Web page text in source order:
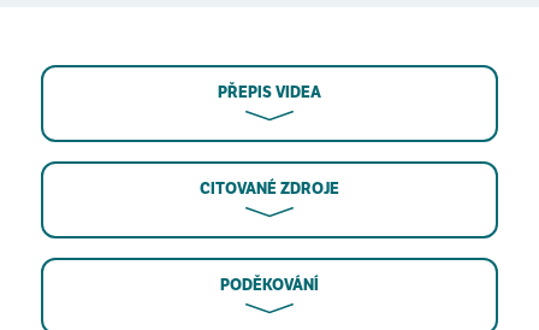
PŘEPIS VIDEA
CITOVANÉ ZDROJE
PODĚKOVÁNÍ